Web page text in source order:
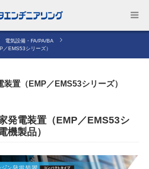
電気設備・FA/PA/BA
／EMS53シリーズ）
装置（EMP／EMS53シリーズ）
発電装置（EMP／EMS53シ
機製品）